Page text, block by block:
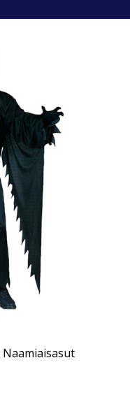
Naamiaisasut